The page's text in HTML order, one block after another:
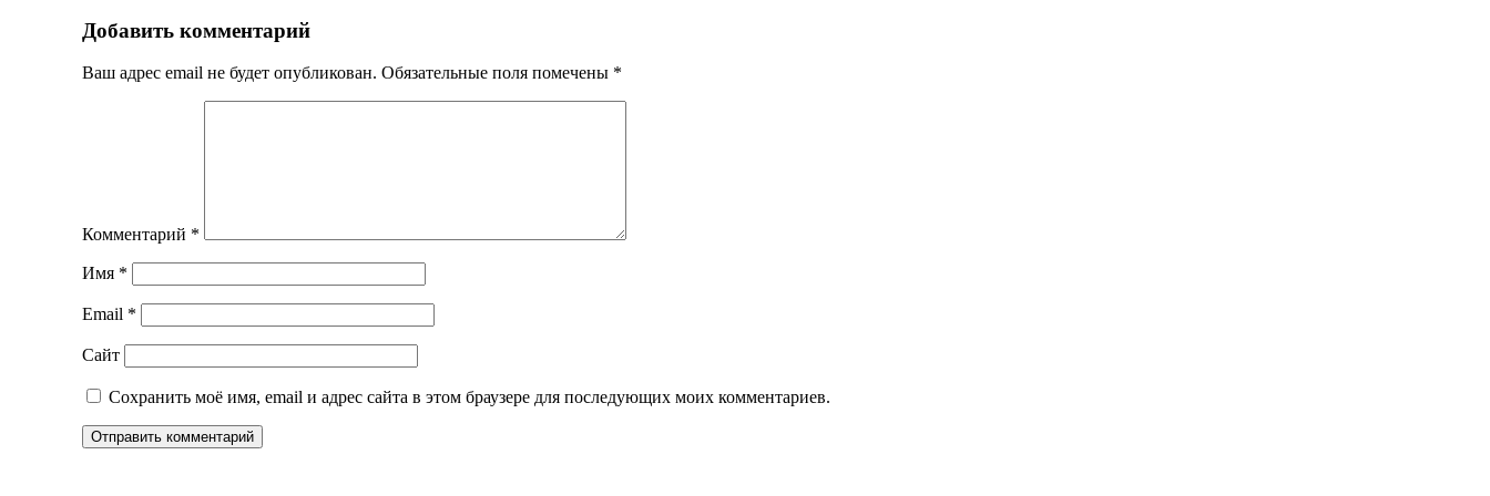
Добавить комментарий
Ваш адрес email не будет опубликован. Обязательные поля помечены *
Комментарий *
Имя *
Email *
Сайт
Сохранить моё имя, email и адрес сайта в этом браузере для последующих моих комментариев.